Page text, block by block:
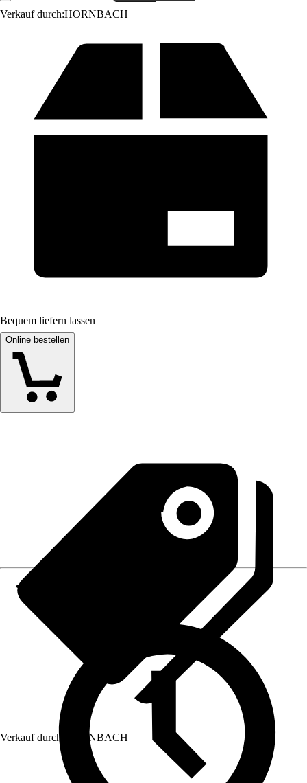
Verkauf durch:HORNBACH
Bequem liefern lassen
Online bestellen
Verkauf durch: HORNBACH